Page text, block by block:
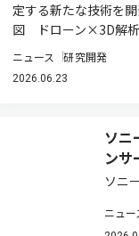
定する新たな技術を
図 ドローン×3D解
ニュース 研究開発
2026.06.23
ソニ
ンサ
ソニ
イメ
ニュー